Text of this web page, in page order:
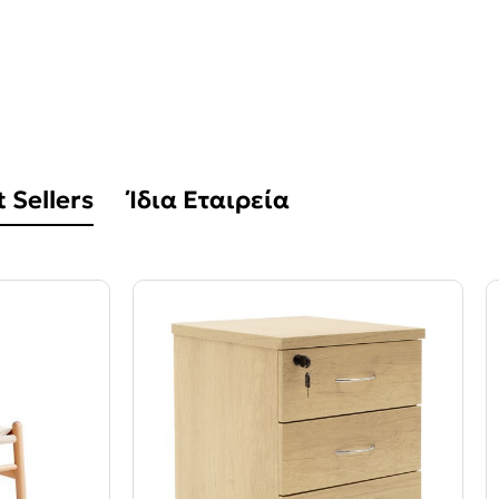
Sellers Ίδια Εταιρεία